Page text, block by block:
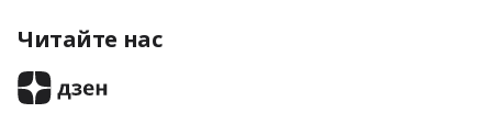
Читайте нас